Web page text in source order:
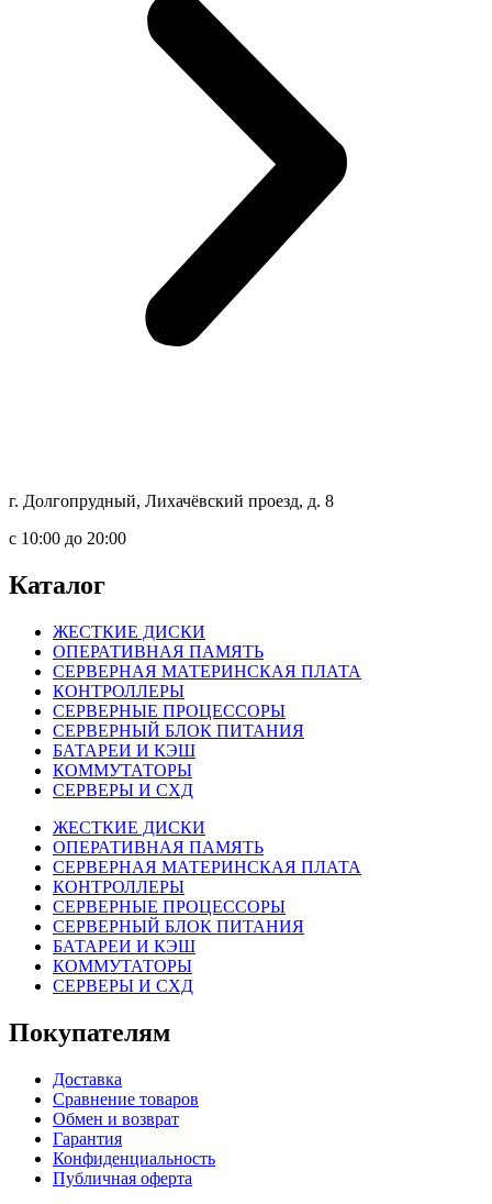
г. Долгопрудный, Лихачёвский проезд, д. 8
c 10:00 до 20:00
Каталог
ЖЕСТКИЕ ДИСКИ
ОПЕРАТИВНАЯ ПАМЯТЬ
СЕРВЕРНАЯ МАТЕРИНСКАЯ ПЛАТА
КОНТРОЛЛЕРЫ
СЕРВЕРНЫЕ ПРОЦЕССОРЫ
СЕРВЕРНЫЙ БЛОК ПИТАНИЯ
БАТАРЕИ И КЭШ
КОММУТАТОРЫ
СЕРВЕРЫ И СХД
ЖЕСТКИЕ ДИСКИ
ОПЕРАТИВНАЯ ПАМЯТЬ
СЕРВЕРНАЯ МАТЕРИНСКАЯ ПЛАТА
КОНТРОЛЛЕРЫ
СЕРВЕРНЫЕ ПРОЦЕССОРЫ
СЕРВЕРНЫЙ БЛОК ПИТАНИЯ
БАТАРЕИ И КЭШ
КОММУТАТОРЫ
СЕРВЕРЫ И СХД
Покупателям
Доставка
Сравнение товаров
Обмен и возврат
Гарантия
Конфиденциальность
Публичная оферта